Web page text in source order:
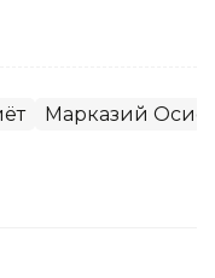
Марказий Осиё